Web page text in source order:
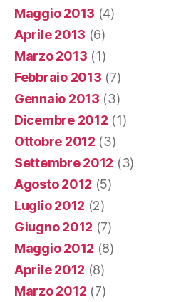
Maggio 2013 (4)
Aprile 2013 (6)
Marzo 2013 (1)
Febbraio 2013 (7)
Gennaio 2013 (3)
Dicembre 2012 (1)
Ottobre 2012 (3)
Settembre 2012 (3)
Agosto 2012 (5)
Luglio 2012 (2)
Giugno 2012 (7)
Maggio 2012 (8)
Aprile 2012 (8)
Marzo 2012 (7)